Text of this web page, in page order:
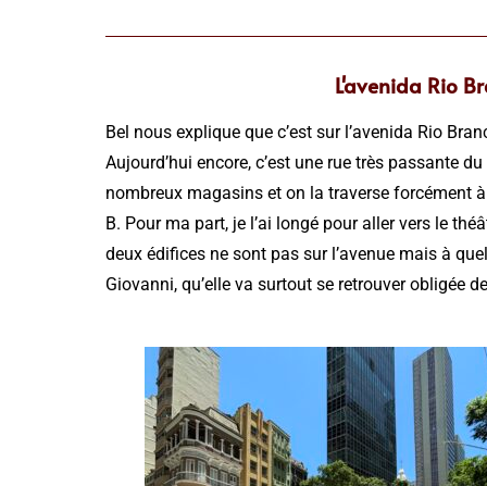
L'avenida Rio
Bel nous explique que c’est sur l’avenida Rio
Aujourd’hui encore, c’est une rue très passante
nombreux magasins et on la traverse forcément
B. Pour ma part, je l’ai longé pour aller vers le
deux édifices ne sont pas sur l’avenue mais à
Giovanni, qu’elle va surtout se retrouver obligée